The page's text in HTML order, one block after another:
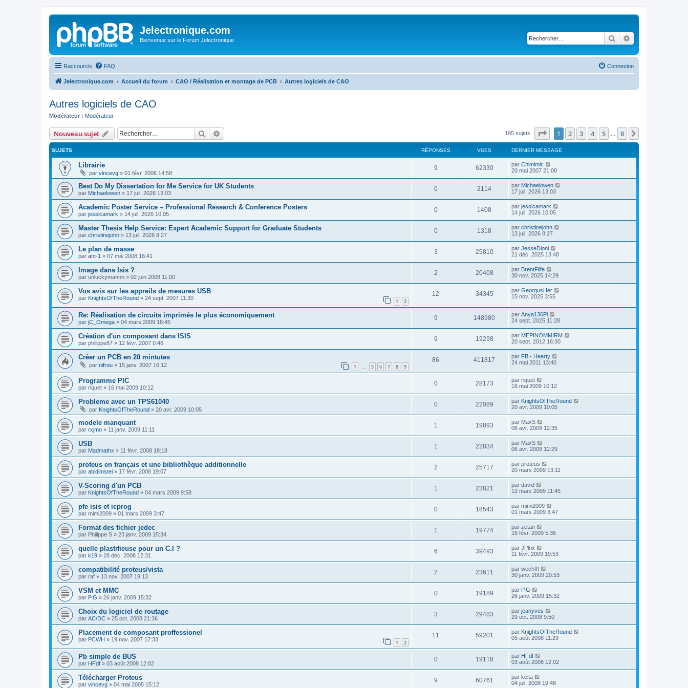
Jelectronique.com
Bienvenue sur le Forum Jelectronique Rechercher
Raccourcis FAQ Connexion
Jelectronique.com Accueil du forum CAO / Réalisation et montage de PCB Autres logiciels de CAO
Autres logiciels de CAO
Modérateur : Modérateur
Nouveau sujet Rechercher 195 sujets Page sur8
1 2 3 4 5 8
SUJETS RÉPONSES VUES DERNIER MESSAGE
Librairie
par vincevg » 01 févr. 2006 14:58
9 62330 par Chimimic
20 mai 2007 21:00
Best Do My Dissertation for Me Service for UK Students
par Michaelowen » 17 juil. 2026 13:03
0 2114 par Michaelowen
17 juil. 2026 13:03
Academic Poster Service – Professional Research & Conference Posters
par jessicamark » 14 juil. 2026 10:05
0 1408 par jessicamark
14 juil. 2026 10:05
Master Thesis Help Service: Expert Academic Support for Graduate Students
par christinejohn » 13 juil. 2026 8:27
0 1318 par christinejohn
13 juil. 2026 8:27
Le plan de masse
par ant-1 » 07 mai 2008 16:41
3 25810 par JesseDioni
21 déc. 2025 13:48
Image dans Isis ?
par unluckymannn » 02 juin 2008 11:00
2 20408 par BrentFlife
30 nov. 2025 14:29
Vos avis sur les appreils de mesures USB
par KnightsOfTheRound » 24 sept. 2007 11:30 1 2
12 34345 par GeorgusHer
15 nov. 2025 3:55
Re: Réalisation de circuits imprimés le plus économiquement
par jC_Omega » 04 mars 2009 18:45
9 148980 par Anya136Pi
24 sept. 2025 11:28
Création d'un composant dans ISIS
par philippe87 » 12 févr. 2007 0:46
9 19298 par MEPINOMMIRM
20 sept. 2012 16:30
Créer un PCB en 20 mintutes
par nifrou » 15 janv. 2007 16:12 1 5 6 7 8 9
86 411817 par FB - Hearty
24 mai 2011 13:40
Programme PIC
par riquet » 16 mai 2009 10:12
0 28173 par riquet
16 mai 2009 10:12
Probleme avec un TPS61040
par KnightsOfTheRound » 20 avr. 2009 10:05
0 22089 par KnightsOfTheRound
20 avr. 2009 10:05
modele manquant
par rxjmo » 11 janv. 2009 11:11
1 19893 par MaxS
06 avr. 2009 12:35
USB
par Madmathx » 11 févr. 2008 18:18
1 22834 par MaxS
06 avr. 2009 12:29
proteus en français et une bibliothèque additionnelle
par abidimstei » 17 févr. 2008 19:07
2 25717 par proteus
20 mars 2009 13:11
V-Scoring d'un PCB
par KnightsOfTheRound » 04 mars 2009 9:58
1 23821 par david
12 mars 2009 11:45
pfe isis et icprog
par mimi2009 » 01 mars 2009 3:47
0 18543 par mimi2009
01 mars 2009 3:47
Format des fichier jedec
par Philippe S » 23 janv. 2009 15:34
1 19774 par zetan
16 févr. 2009 5:36
quelle plastifieuse pour un C.I ?
par k19 » 28 déc. 2008 12:31
6 39493 par JPlnx
11 févr. 2009 19:53
compatibilité proteus/vista
par raf » 13 nov. 2007 19:13
2 23611 par wech!!!
30 janv. 2009 20:53
VSM et MMC
par P.G » 26 janv. 2009 15:32
0 19189 par P.G
26 janv. 2009 15:32
Choix du logiciel de routage
par AC/DC » 25 oct. 2008 21:36
3 29483 par jeanyves
29 oct. 2008 9:50
Placement de composant proffessionel
par PCWH » 19 nov. 2007 17:33 1 2
11 59201 par KnightsOfTheRound
05 août 2008 11:29
Pb simple de BUS
par HFdf » 03 août 2008 12:02
0 19118 par HFdf
03 août 2008 12:02
Télécharger Proteus
par vincevg » 04 mai 2005 15:12
9 60761 par keita
04 juil. 2008 19:48